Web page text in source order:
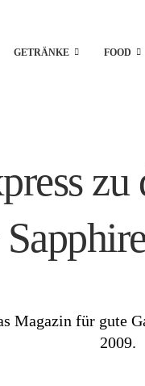
GETRÄNKE FOOD
zu
Magazin für gute
2009.